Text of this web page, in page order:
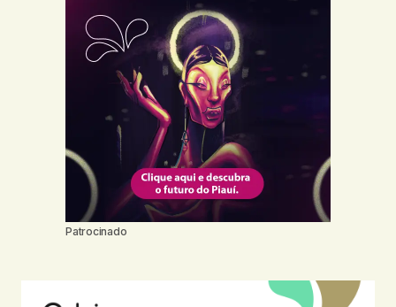
Patrocinado